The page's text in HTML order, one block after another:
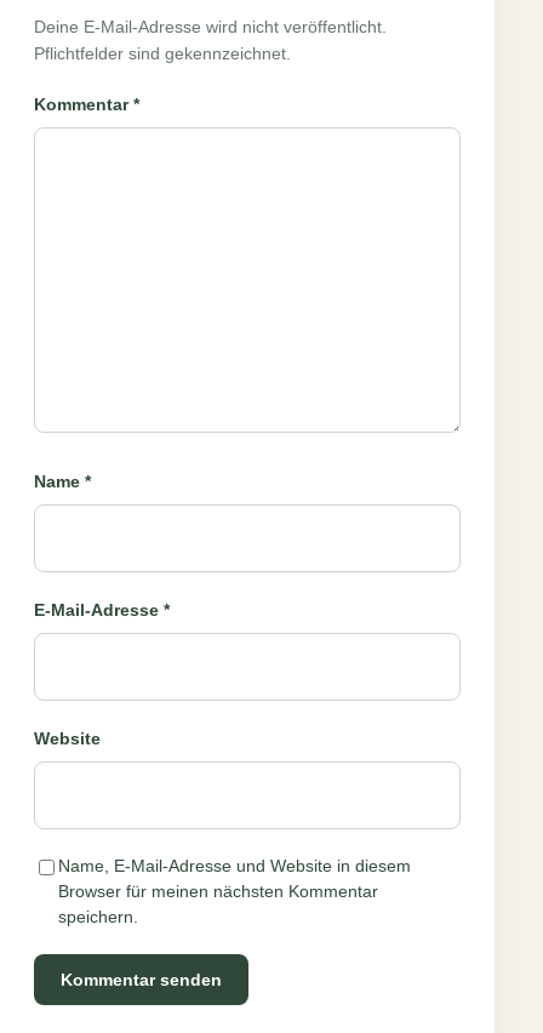
Deine E-Mail-Adresse wird nicht veröffentlicht.
Pflichtfelder sind gekennzeichnet.
Kommentar*
Name *
E-Mail-Adresse *
Website
Name, E-Mail-Adresse und Website in diesem
Browser für meinen nächsten Kommentar
speichern.